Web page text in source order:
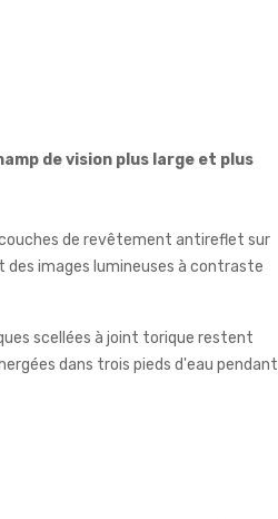
de vision plus large et plus
de revêtement antireflet sur
images lumineuses à contraste
scellées à joint torique restent
dans trois pieds d'eau pendant